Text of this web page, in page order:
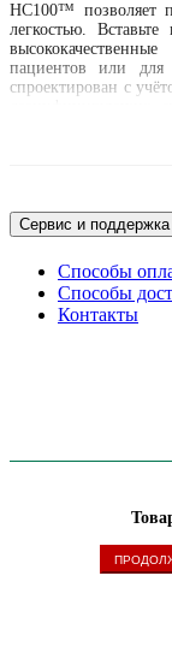
HC100™ позволяет
легкостью.
пациентов или для
спроектирован с
различных стилей,
парков
Принтер HC100
и простые для
решения для
подходит для
технология
картриджа
ИДЕАЛЕН ДЛЯ
Сервис и поддержка
Способы
Способы
Контакты